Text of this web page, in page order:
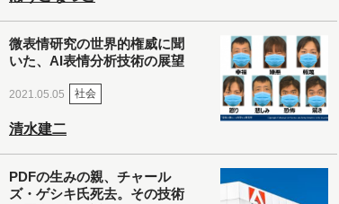
微表情研究の世界的権威に聞
いた、AI表情分析技術の展望
2021.05.05 社会
清水建二
PDFの生みの親、チャール
ズ・ゲシキ氏死去。その技術